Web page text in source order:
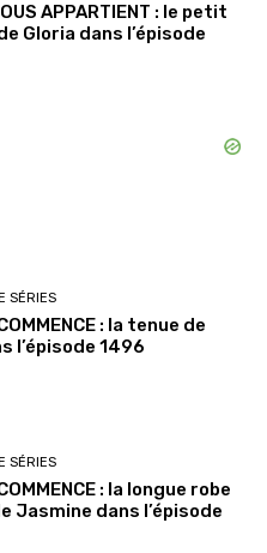
APPARTIENT : le petit
Gloria dans l’épisode
SÉRIES
: la tenue de
l’épisode 1496
SÉRIES
: la longue robe
Jasmine dans l’épisode